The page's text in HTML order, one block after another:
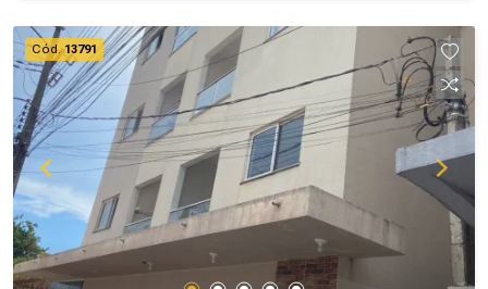
qualquer erro de digitação e/ou ortografia, bem
como alteração dos preços e imagens. Fotos
meramente ilustrativas
Cód.13791